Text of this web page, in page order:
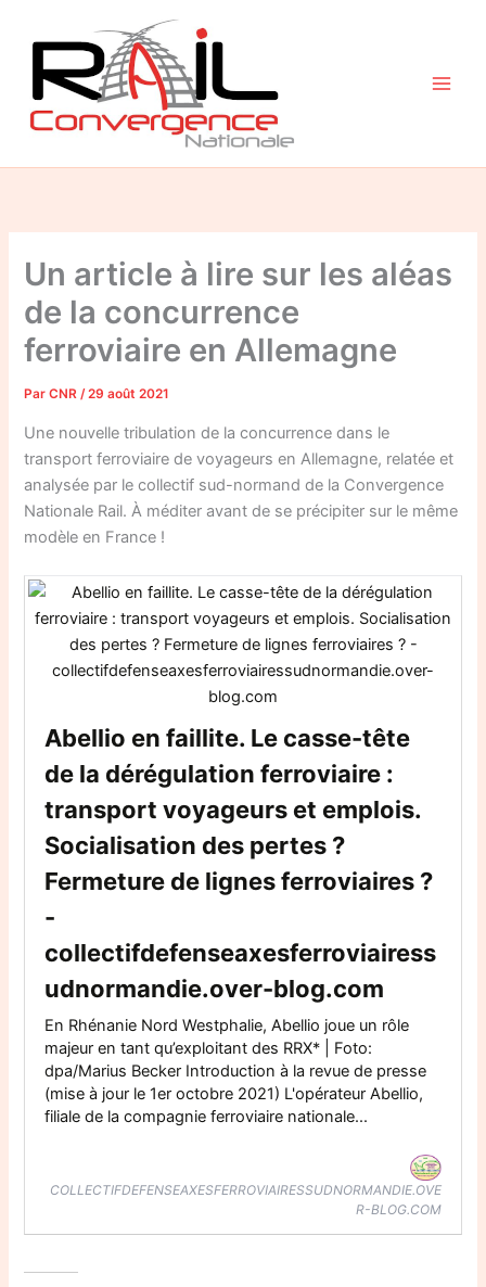
contenu
Un article à lire sur les aléas
de la concurrence
ferroviaire en Allemagne
ParCNR/29 août 2021
Une nouvelle tribulation de la concurrence dans le
transport ferroviaire de voyageurs en Allemagne, relatée et
analysée par le collectif sud-normand de la Convergence
Nationale Rail. À méditer avant de se précipiter sur le même
modèle en France !
Abellio en faillite. Le casse-tête
de la dérégulation ferroviaire :
transport voyageurs et emplois.
Socialisation des pertes ?
Fermeture de lignes ferroviaires ?
-
collectifdefenseaxesferroviairess
udnormandie.over-blog.com
En Rhénanie Nord Westphalie, Abellio joue un rôle
majeur en tant qu’exploitant des RRX* | Foto:
dpa/Marius Becker Introduction à la revue de presse
(mise à jour le 1er octobre 2021) L'opérateur Abellio,
filiale de la compagnie ferroviaire nationale...
COLLECTIFDEFENSEAXESFERROVIAIRESSUDNORMANDIE.OVE
R-BLOG.COM